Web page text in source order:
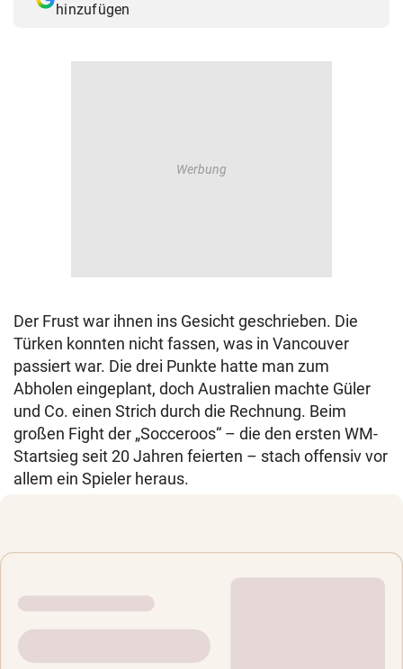
hinzufügen
Der Frust war ihnen ins Gesicht geschrieben. Die
Türken konnten nicht fassen, was in Vancouver
passiert war. Die drei Punkte hatte man zum
Abholen eingeplant, doch Australien machte Güler
und Co. einen Strich durch die Rechnung. Beim
großen Fight der „Socceroos“ – die den ersten WM-
Startsieg seit 20 Jahren feierten – stach offensiv vor
allem ein Spieler heraus.